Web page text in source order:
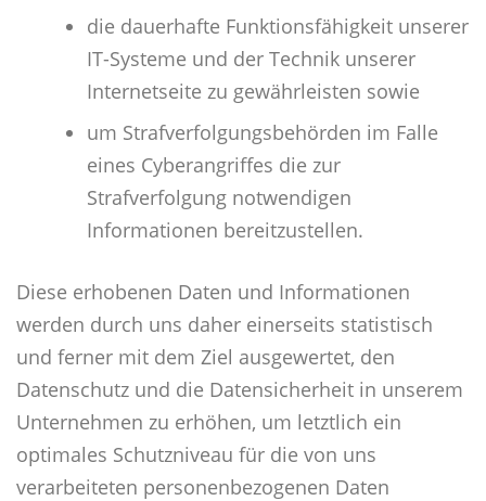
die dauerhafte Funktionsfähigkeit unserer
IT-Systeme und der Technik unserer
Internetseite zu gewährleisten sowie
um Strafverfolgungsbehörden im Falle
eines Cyberangriffes die zur
Strafverfolgung notwendigen
Informationen bereitzustellen.
Diese erhobenen Daten und Informationen
werden durch uns daher einerseits statistisch
und ferner mit dem Ziel ausgewertet, den
Datenschutz und die Datensicherheit in unserem
Unternehmen zu erhöhen, um letztlich ein
optimales Schutzniveau für die von uns
verarbeiteten personenbezogenen Daten